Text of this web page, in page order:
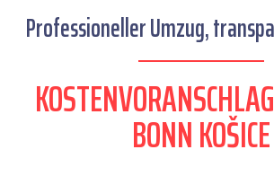
Professioneller Umzug,
BONN KOŠICE